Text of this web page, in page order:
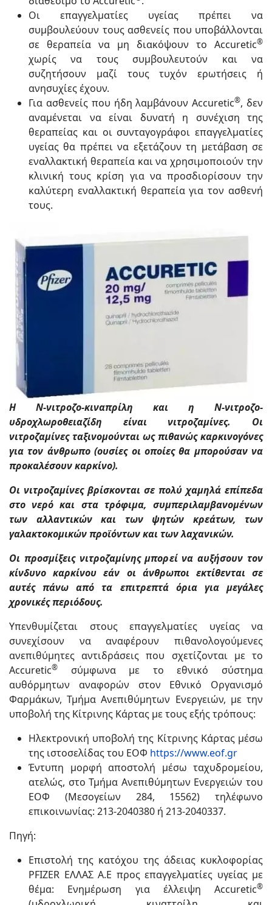
Οι επαγγελματίες υγείας πρέπει να
συμβουλεύουν τους ασθενείς που υποβάλλονται
σε θεραπεία να μη διακόψουν το Accuretic®
χωρίς να τους συμβουλευτούν και να
συζητήσουν μαζί τους τυχόν ερωτήσεις ή
ανησυχίες έχουν.
Για ασθενείς που ήδη λαμβάνουν Accuretic®, δεν
αναμένεται να είναι δυνατή η συνέχιση της
θεραπείας και οι συνταγογράφοι επαγγελματίες
υγείας θα πρέπει να εξετάζουν τη μετάβαση σε
εναλλακτική θεραπεία και να χρησιμοποιούν την
κλινική τους κρίση για να προσδιορίσουν την
καλύτερη εναλλακτική θεραπεία για τον ασθενή
τους.
Η N-νιτροζο-κιναπρίλη και η Ν-νιτροζο-
υδροχλωροθειαζίδη είναι νιτροζαμίνες. Οι
νιτροζαμίνες ταξινομούνται ως πιθανώς καρκινογόνες
για τον άνθρωπο (ουσίες οι οποίες θα μπορούσαν να
προκαλέσουν καρκίνο).
Οι νιτροζαμίνες βρίσκονται σε πολύ χαμηλά επίπεδα
στο νερό και στα τρόφιμα, συμπεριλαμβανομένων
των αλλαντικών και των ψητών κρεάτων, των
γαλακτοκομικών προϊόντων και των λαχανικών.
Οι προσμίξεις νιτροζαμίνης μπορεί να αυξήσουν τον
κίνδυνο καρκίνου εάν οι άνθρωποι εκτίθενται σε
αυτές πάνω από τα επιτρεπτά όρια για μεγάλες
χρονικές περιόδους.
Υπενθυμίζεται στους επαγγελματίες υγείας να
συνεχίσουν να αναφέρουν πιθανολογούμενες
ανεπιθύμητες αντιδράσεις που σχετίζονται με το
Accuretic®
σύμφωνα με το εθνικό σύστημα
αυθόρμητων αναφορών στον Εθνικό Οργανισμό
Φαρμάκων, Τμήμα Ανεπιθύμητων Ενεργειών, με την
υποβολή της Κίτρινης Κάρτας με τους εξής τρόπους:
Ηλεκτρονική υποβολή της Κίτρινης Κάρτας μέσω
της ιστοσελίδας του ΕΟΦ https://www.eof.gr
Έντυπη μορφή αποστολή μέσω ταχυδρομείου,
ατελώς, στο Τμήμα Ανεπιθύμητων Ενεργειών του
ΕΟΦ (Μεσογείων 284, 15562) τηλέφωνο
επικοινωνίας: 213-2040380 ή 213-2040337.
Πηγή:
Επιστολή της κατόχου της άδειας κυκλοφορίας
PFIZER ΕΛΛΑΣ Α.Ε προς επαγγελματίες υγείας με
θέμα: Ενημέρωση για έλλειψη Accuretic®